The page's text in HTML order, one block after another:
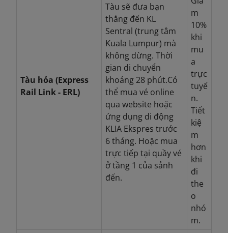
Tàu hỏa (Express
Rail Link - ERL)
Tàu sẽ đưa bạn
thẳng đến KL
Sentral (trung tâm
Kuala Lumpur) mà
không dừng. Thời
gian di chuyển
khoảng 28 phút.Có
thể mua vé online
qua website hoặc
ứng dụng di động
KLIA Ekspres trước
6 tháng. Hoặc mua
trực tiếp tại quầy vé
ở tầng 1 của sảnh
đến.
m
10%
khi
mu
a
trực
tuyế
n.
Tiết
kiệ
m
hơn
khi
đi
the
o
nhó
m.